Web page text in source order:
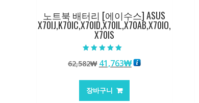
노트북 배터리 [에이수스] ASUS
X70IJ,K70IC,X70ID,X70IL,X70AB,X70IO,
X70IS
5.00
로 평가됨
62,582₩ 원
가
격:
41,763₩현
장바구니